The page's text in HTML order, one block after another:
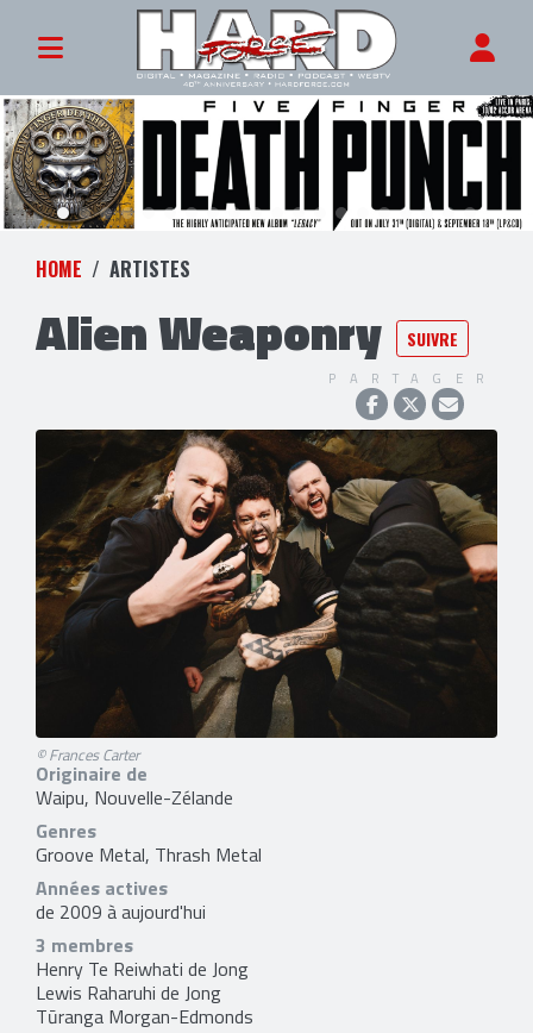
HOME ARTISTES
Alien Weaponry SUIVRE
PARTAGER
© Frances Carter
Originaire de
Waipu, Nouvelle-Zélande
Genres
Groove Metal, Thrash Metal
Années actives
de 2009 à aujourd'hui
3 membres
Henry Te Reiwhati de Jong
Lewis Raharuhi de Jong
Tūranga Morgan-Edmonds